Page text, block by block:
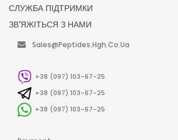
СЛУЖБА ПІДТРИМКИ
ЗВ'ЯЖІТЬСЯ З НАМИ
Sales@peptides.hgh.co.ua
+38 (097) 103-67-25
+38 (097) 103-67-25
+38 (097) 103-67-25